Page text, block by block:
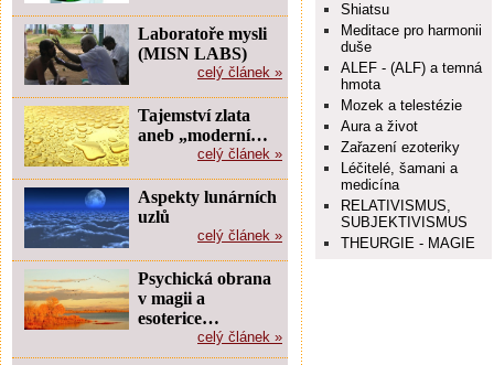
Shiatsu
Meditace pro harmonii
duše
ALEF - (ALF) a temná
hmota
Mozek a telestézie
Aura a život
Zařazení ezoteriky
Léčitelé, šamani a
medicína
RELATIVISMUS,
SUBJEKTIVISMUS
THEURGIE - MAGIE
Laboratoře mysli
(MISN LABS)
celý článek »
Tajemství zlata
aneb „moderní…
celý článek »
Aspekty lunárních
uzlů
celý článek »
Psychická obrana
v magii a
esoterice…
celý článek »